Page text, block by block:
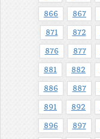
866 867
871 872
876 877
881 882
886 887
891 892
896 897